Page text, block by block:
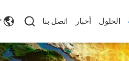
الحلول أخبار اتصل بنا